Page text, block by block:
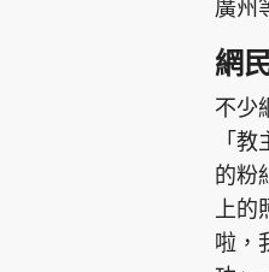
廣州
網
不少
「
的粉
上
啦，